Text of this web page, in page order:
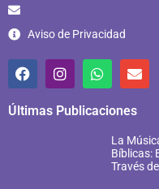
Aviso de Privacidad
Últimas Publicaciones
La
Bíblicas:
Través